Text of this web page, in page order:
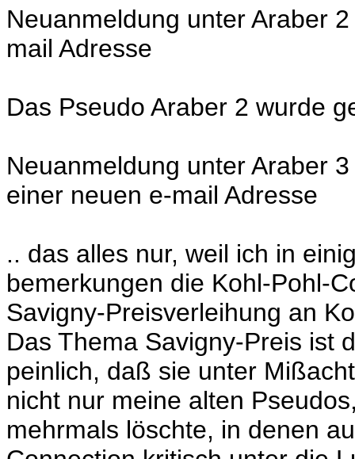
Neuanmeldung unter Araber
mail Adresse
Das Pseudo Araber 2 wurde
Neuanmeldung unter Araber
einer neuen e-mail Adresse
.. das alles nur, weil ich in
bemerkungen die Kohl-Pohl-
Savigny-Preisverleihung an
Das Thema Savigny-Preis ist
peinlich, daß sie unter
nicht nur meine alten
mehrmals löschte, in denen